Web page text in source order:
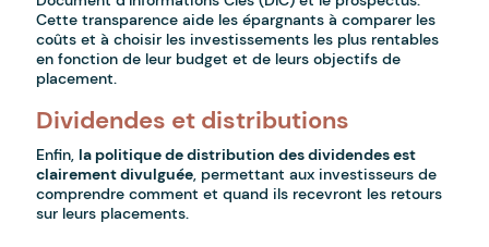
Cette transparence aide les épargnants à comparer les
coûts et à choisir les investissements les plus rentables
en fonction de leur budget et de leurs objectifs de
placement.
Dividendes et distributions
Enfin,la politique de distribution des dividendes est
clairement divulguée, permettant aux investisseurs de
comprendre comment et quand ils recevront les retours
sur leurs placements.